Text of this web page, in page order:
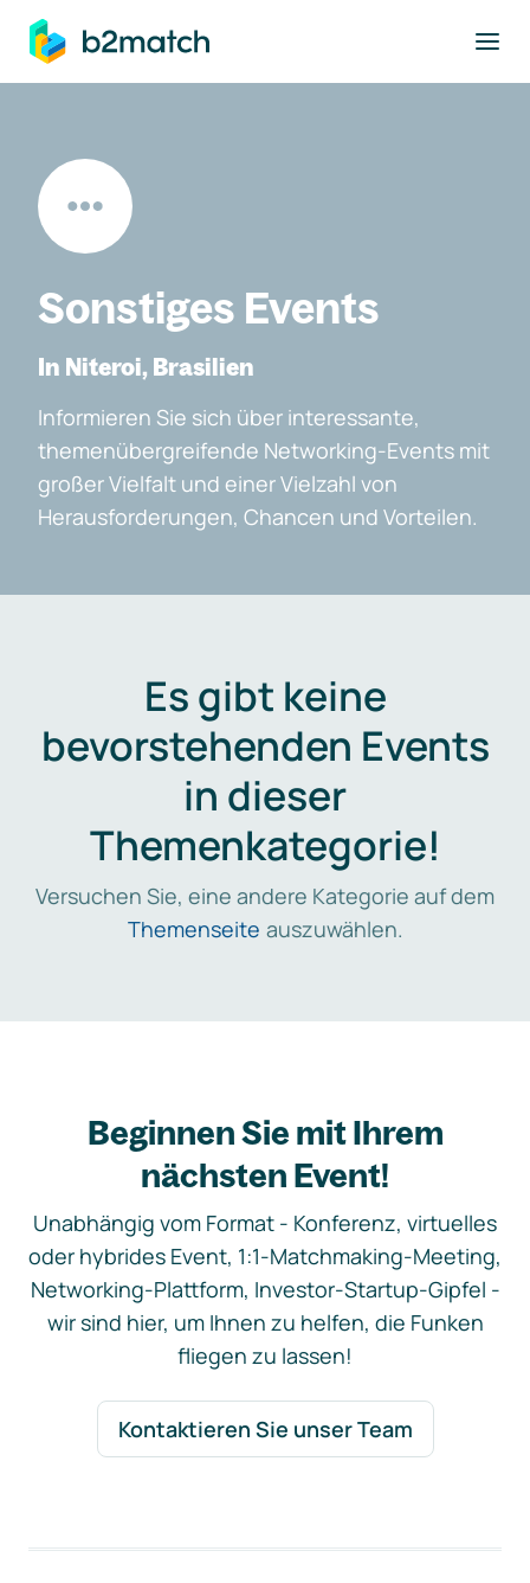
springen
Sonstiges Events
In Niteroi, Brasilien
Informieren Sie sich über interessante,
themenübergreifende Networking-Events mit
großer Vielfalt und einer Vielzahl von
Herausforderungen, Chancen und Vorteilen.
Es gibt keine
bevorstehenden Events
in dieser
Themenkategorie!
Versuchen Sie, eine andere Kategorie auf dem
Themenseite auszuwählen.
Beginnen Sie mit Ihrem
nächsten Event!
Unabhängig vom Format - Konferenz, virtuelles
oder hybrides Event, 1:1-Matchmaking-Meeting,
Networking-Plattform, Investor-Startup-Gipfel -
wir sind hier, um Ihnen zu helfen, die Funken
fliegen zu lassen!
Kontaktieren Sie unser Team